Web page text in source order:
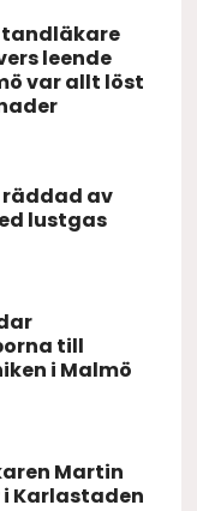
tandläkare
leende
var allt löst
räddad av
lustgas
till
i Malmö
Martin
Karlastaden